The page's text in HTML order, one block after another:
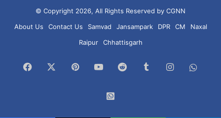
© Copyright 2026, All Rights Reserved by CGNN
About Us
Contact Us Samvad Jansampark DPR CM
Naxal
Raipur
Chhattisgarh
Facebook PinterestYouTubeReddit TumblrInstagram